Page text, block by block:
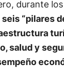
durante
“pilares
salud y